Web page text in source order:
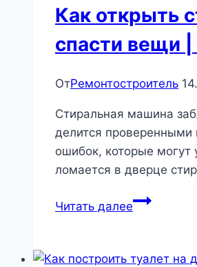
Как открыть
спасти вещи |
ОтРемонтостроитель
Стиральная машина
делится проверенными
ошибок, которые могут
ломается в дверце
Читать далееКак
машину,